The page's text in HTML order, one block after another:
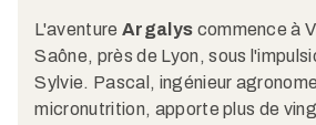
L'aventure Argalys commence à
Saône, près de Lyon, sous
Sylvie. Pascal, ingénieur
micronutrition, apporte plus de